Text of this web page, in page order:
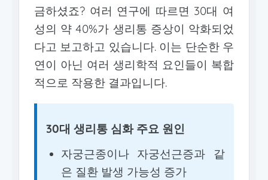
금하셨죠? 여러 연구에 따르면 30대 여
성의 약 40%가 생리통 증상이 악화되었
다고 보고하고 있습니다. 이는 단순한 우
연이 아닌 여러 생리학적 요인들이 복합
적으로 작용한 결과입니다.
30대 생리통 심화 주요 원인
자궁근종이나 자궁선근증과 같
은 질환 발생 가능성 증가